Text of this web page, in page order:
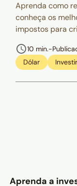
Aprenda como
conheça os
impostos para
10 min.-
Dólar
Aprenda a